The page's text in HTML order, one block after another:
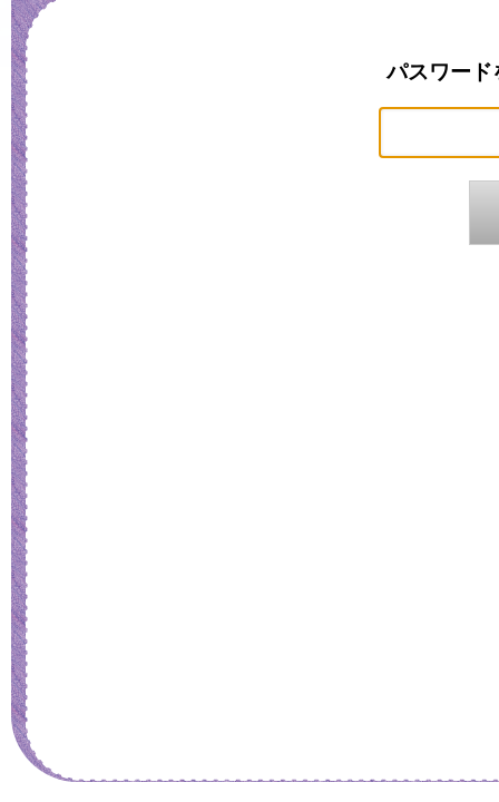
パスワード